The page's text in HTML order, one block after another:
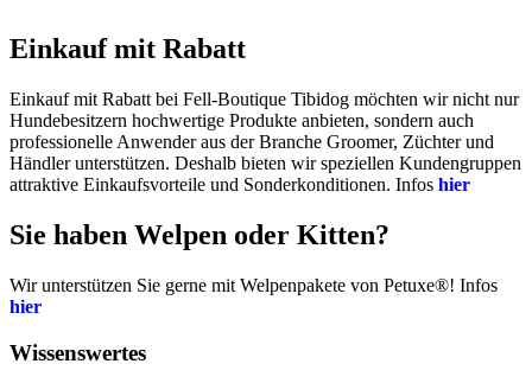
Einkauf mit Rabatt
Einkauf mit Rabatt bei Fell-Boutique Tibidog möchten wir nicht nur
Hundebesitzern hochwertige Produkte anbieten, sondern auch
professionelle Anwender aus der Branche Groomer, Züchter und
Händler unterstützen. Deshalb bieten wir speziellen Kundengruppen
attraktive Einkaufsvorteile und Sonderkonditionen. Infos hier
Sie haben Welpen oder Kitten?
Wir unterstützen Sie gerne mit Welpenpakete von Petuxe®! Infos
hier
Wissenswertes